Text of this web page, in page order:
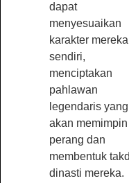
dapat
menyesuaikan
karakter mereka
sendiri,
menciptakan
pahlawan
legendaris yang
akan memimpin
perang dan
membentuk
dinasti mereka.